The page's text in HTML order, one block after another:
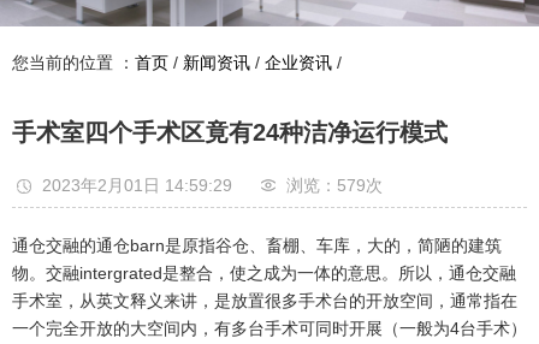
您当前的位置 ： 首页 / 新闻资讯 / 企业资讯 /
手术室四个手术区竟有24种洁净运行模式
2023年2月01日 14:59:29 浏览：579次
通仓交融的通仓barn是原指谷仓、畜棚、车库，大的，简陋的建筑
物。交融intergrated是整合，使之成为一体的意思。所以，通仓交融
手术室，从英文释义来讲，是放置很多手术台的开放空间，通常指在
一个完全开放的大空间内，有多台手术可同时开展（一般为4台手术）